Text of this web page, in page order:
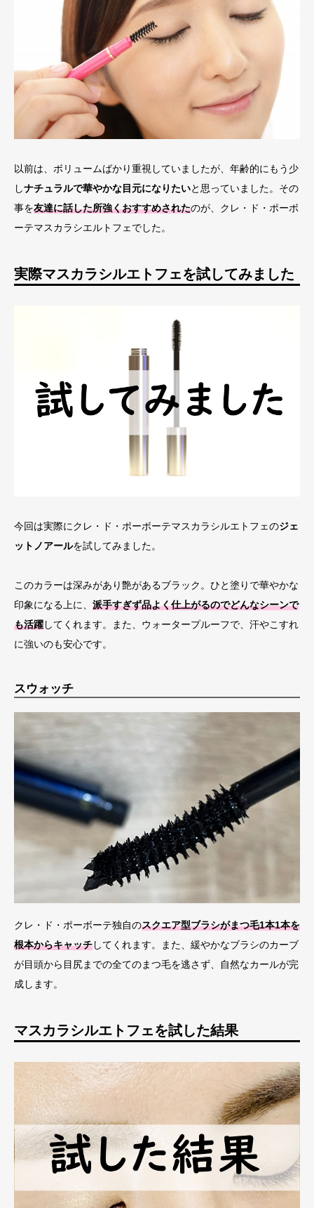
以前は、ボリュームばかり重視していましたが、年齢的にもう少
しナチュラルで華やかな目元になりたいと思っていました。その
事を友達に話した所強くおすすめされたのが、クレ・ド・ポーボ
ーテマスカラシエルトフェでした。
実際マスカラシルエトフェを試してみました
今回は実際にクレ・ド・ポーボーテマスカラシルエトフェのジェ
ットノアールを試してみました。
このカラーは深みがあり艶があるブラック。ひと塗りで華やかな
印象になる上に、 派手すぎず品よく仕上がるのでどんなシーンで
も活躍してくれます。また、ウォータープルーフで、汗やこすれ
に強いのも安心です。
スウォッチ
クレ・ド・ポーボーテ独自のスクエア型ブラシがまつ毛1本1本を
根本からキャッチしてくれます。また、緩やかなブラシのカーブ
が目頭から目尻までの全てのまつ毛を逃さず、自然なカールが完
成します。
マスカラシルエトフェを試した結果